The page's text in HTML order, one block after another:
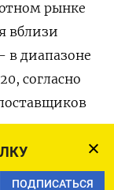
ПОДПИСАТЬСЯ
рынке
вблизи
в диапазоне
согласно
МСК